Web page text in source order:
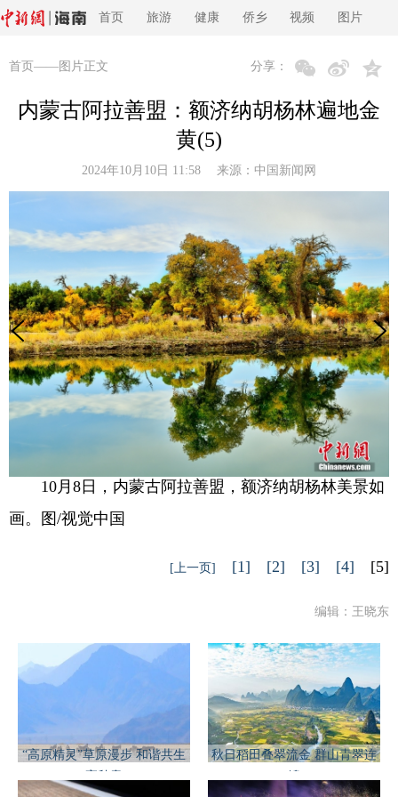
首页 旅游 健康 侨乡 视频 图片
首页 ——图片正文 分享：
内蒙古阿拉善盟：额济纳胡杨林遍地金
黄(5)
2024年10月10日 11:58 来源： 中国新闻网
10月8日，内蒙古阿拉善盟，额济纳胡杨林美景如
画。图/视觉中国
[上一页] [1] [2] [3] [4] [5]
编辑：王晓东
“高原精灵”草原漫步 和谐共生
秋日稻田叠翠流金 群山青翠连